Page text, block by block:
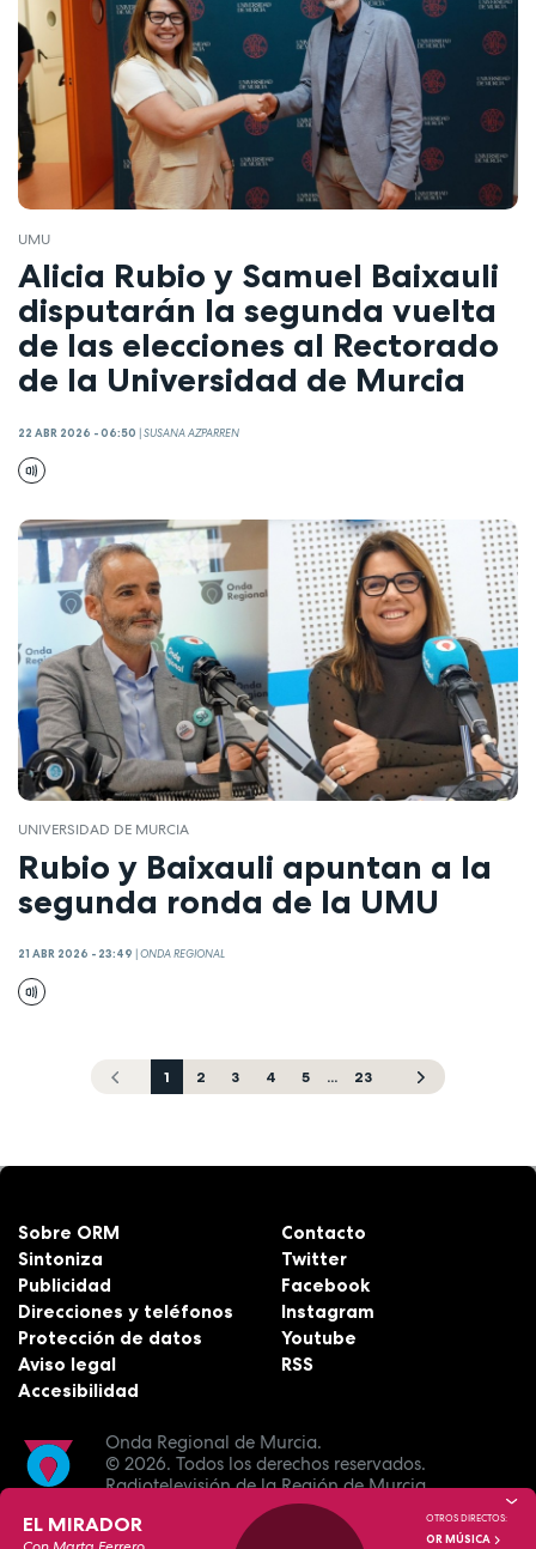
UMU
Alicia Rubio y Samuel Baixauli
disputarán la segunda vuelta
de las elecciones al Rectorado
de la Universidad de Murcia
22 ABR 2026 - 06:50 |SUSANA AZPARREN
UNIVERSIDAD DE MURCIA
Rubio y Baixauli apuntan a la
segunda ronda de la UMU
21 ABR 2026 - 23:49 ONDA REGIONAL
1 2 3 4 5 ... 23
Onda Regional de Murcia.
© 2026. Todos los derechos reservados.
Radiotelevisión de la Región de Murcia.
Sobre ORM
Sintoniza
Publicidad
Direcciones y teléfonos
Protección de datos
Aviso legal
Accesibilidad
Contacto
Twitter
Facebook
Instagram
Youtube
RSS
EL MIRADOR OTROS DIRECTOS:
OR MÚSICA